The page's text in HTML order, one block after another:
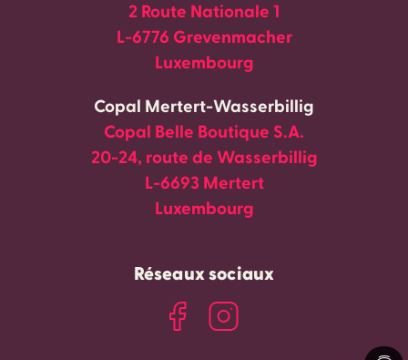
2 Route Nationale 1
L-6776 Grevenmacher
Luxembourg
Copal Mertert-Wasserbillig
Copal Belle Boutique S.A.
20-24, route de Wasserbillig
L-6693 Mertert
Luxembourg
Réseaux sociaux